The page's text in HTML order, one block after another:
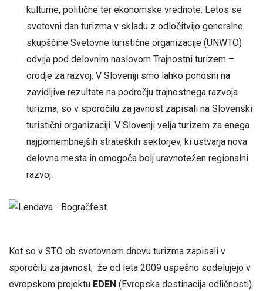
kulturne, politične ter ekonomske vrednote. Letos se
svetovni dan turizma v skladu z odločitvijo generalne
skupščine Svetovne turistične organizacije (UNWTO)
odvija pod delovnim naslovom Trajnostni turizem –
orodje za razvoj. V Sloveniji smo lahko ponosni na
zavidljive rezultate na področju trajnostnega razvoja
turizma, so v sporočilu za javnost zapisali na Slovenski
turistični organizaciji. V Slovenji velja turizem za enega
najpomembnejših strateških sektorjev, ki ustvarja nova
delovna mesta in omogoča bolj uravnotežen regionalni
razvoj.
Kot so v STO ob svetovnem dnevu turizma zapisali v
sporočilu za javnost, že od leta 2009 uspešno sodelujejo v
evropskem projektu EDEN (Evropska destinacija odličnosti).